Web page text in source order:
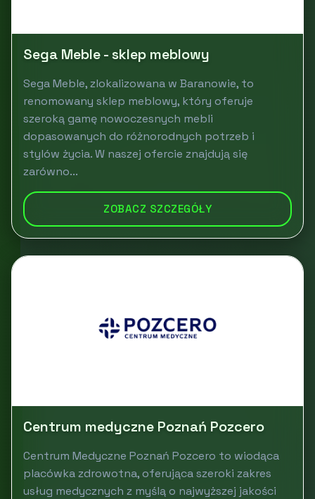
Sega Meble - sklep meblowy
Sega Meble, zlokalizowana w Baranowie, to
renomowany sklep meblowy, który oferuje
szeroką gamę nowoczesnych mebli
dopasowanych do różnorodnych potrzeb i
stylów życia. W naszej ofercie znajdują się
zarówno...
ZOBACZ SZCZEGÓŁY
Centrum medyczne Poznań Pozcero
Centrum Medyczne Poznań Pozcero to wiodąca
placówka zdrowotna, oferująca szeroki zakres
usług medycznych z myślą o najwyższej jakości